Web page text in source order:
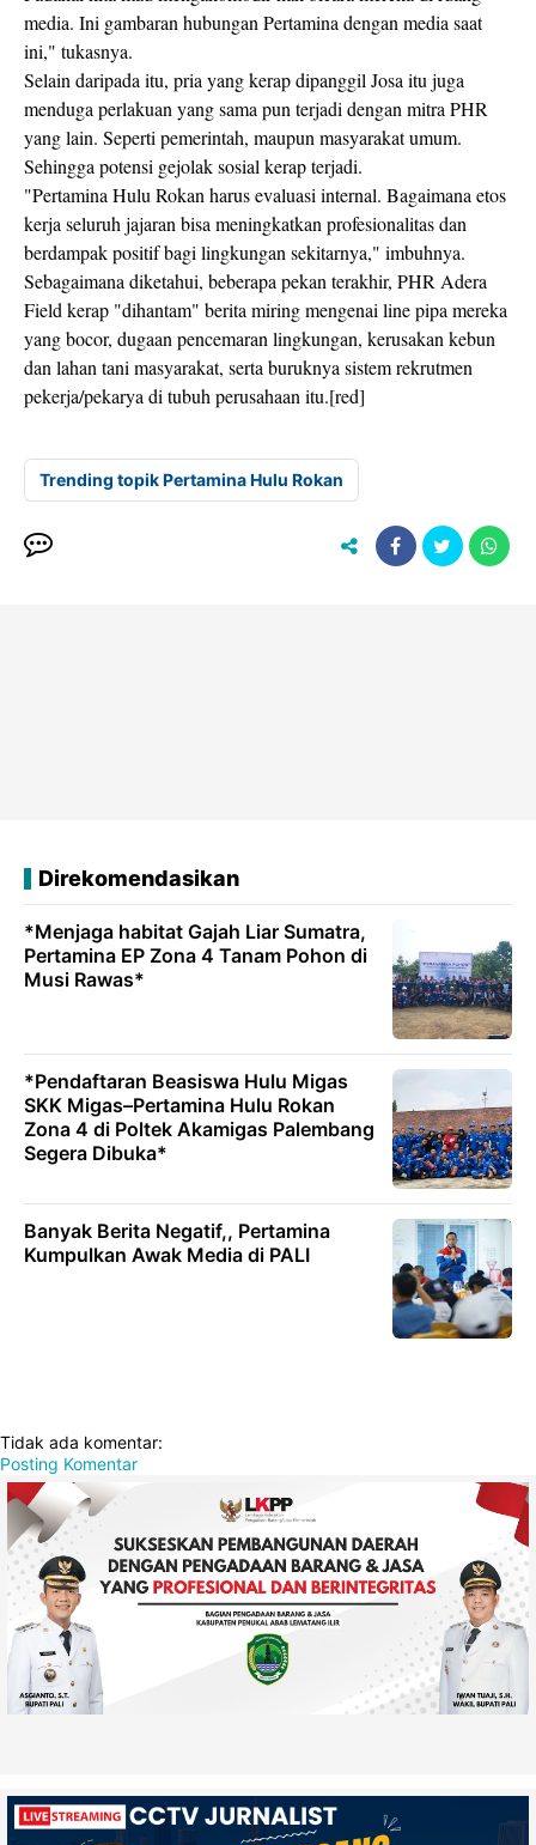
media. Ini gambaran hubungan Pertamina dengan media saat
ini," tukasnya.
Selain daripada itu, pria yang kerap dipanggil Josa itu juga
menduga perlakuan yang sama pun terjadi dengan mitra PHR
yang lain. Seperti pemerintah, maupun masyarakat umum.
Sehingga potensi gejolak sosial kerap terjadi.
"Pertamina Hulu Rokan harus evaluasi internal. Bagaimana etos
kerja seluruh jajaran bisa meningkatkan profesionalitas dan
berdampak positif bagi lingkungan sekitarnya," imbuhnya.
Sebagaimana diketahui, beberapa pekan terakhir, PHR Adera
Field kerap "dihantam" berita miring mengenai line pipa mereka
yang bocor, dugaan pencemaran lingkungan, kerusakan kebun
dan lahan tani masyarakat, serta buruknya sistem rekrutmen
pekerja/pekarya di tubuh perusahaan itu.[red]
Trending topik Pertamina Hulu Rokan
Direkomendasikan
*Menjaga habitat Gajah Liar Sumatra,
Pertamina EP Zona 4 Tanam Pohon di
Musi Rawas*
*Pendaftaran Beasiswa Hulu Migas
SKK Migas–Pertamina Hulu Rokan
Zona 4 di Poltek Akamigas Palembang
Segera Dibuka*
Banyak Berita Negatif,, Pertamina
Kumpulkan Awak Media di PALI
Tidak ada komentar:
Posting Komentar